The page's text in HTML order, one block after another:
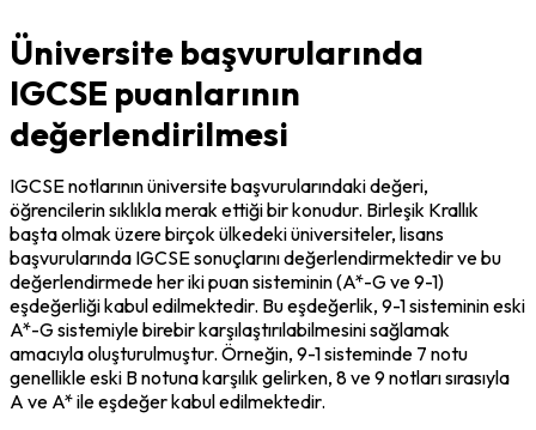
Üniversite başvurularında
IGCSE puanlarının
değerlendirilmesi
IGCSE notlarının üniversite başvurularındaki değeri,
öğrencilerin sıklıkla merak ettiği bir konudur. Birleşik Krallık
başta olmak üzere birçok ülkedeki üniversiteler, lisans
başvurularında IGCSE sonuçlarını değerlendirmektedir ve bu
değerlendirmede her iki puan sisteminin (A*-G ve 9-1)
eşdeğerliği kabul edilmektedir. Bu eşdeğerlik, 9-1 sisteminin eski
A*-G sistemiyle birebir karşılaştırılabilmesini sağlamak
amacıyla oluşturulmuştur. Örneğin, 9-1 sisteminde 7 notu
genellikle eski B notuna karşılık gelirken, 8 ve 9 notları sırasıyla
A ve A* ile eşdeğer kabul edilmektedir.